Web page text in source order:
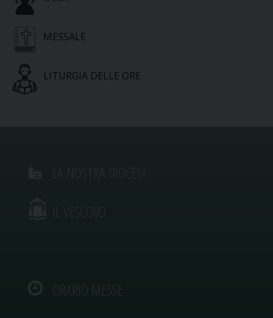
MESSALE
LITURGIA DELLE ORE
IL VESCOVO
ORARIO MESSE